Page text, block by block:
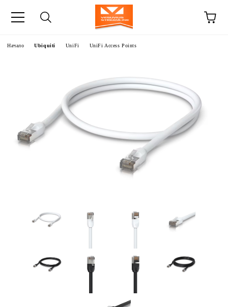
Начало Ubiquiti UniFi UniFi Access Points